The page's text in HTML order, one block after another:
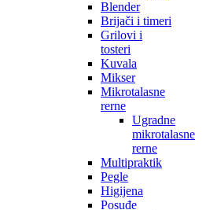
Blender
Brijači i timeri
Grilovi i
tosteri
Kuvala
Mikser
Mikrotalasne
rerne
Ugradne
mikrotalasne
rerne
Multipraktik
Pegle
Higijena
Posuđe